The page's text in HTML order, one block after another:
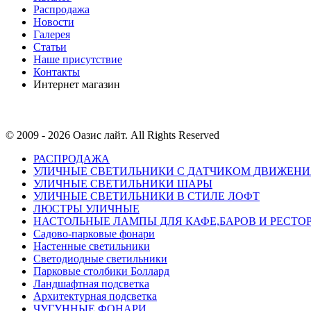
Распродажа
Новости
Галерея
Статьи
Наше присутствие
Контакты
Интернет магазин
© 2009 - 2026 Оазис лайт. All Rights Reserved
РАСПРОДАЖА
УЛИЧНЫЕ СВЕТИЛЬНИКИ С ДАТЧИКОМ
УЛИЧНЫЕ СВЕТИЛЬНИКИ ШАРЫ
УЛИЧНЫЕ СВЕТИЛЬНИКИ В СТИЛЕ ЛОФТ
ЛЮСТРЫ УЛИЧНЫЕ
НАСТОЛЬНЫЕ ЛАМПЫ ДЛЯ КАФЕ,БАРОВ И
Садово-парковые фонари
Настенные светильники
Светодиодные светильники
Парковые столбики Боллард
Ландшафтная подсветка
Архитектурная подсветка